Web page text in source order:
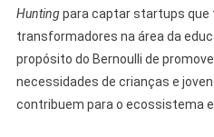
Huntingpara captar startups que
transformadores na área da
propósito do Bernoulli de
necessidades de crianças e
contribuem para o ecossistema